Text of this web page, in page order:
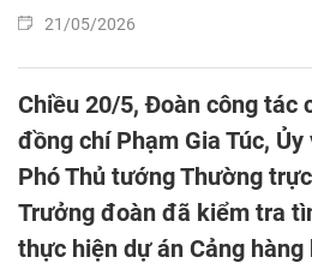
21/05/2026
Chiều 20/5, Đoàn công tác
đồng chí Phạm Gia Túc,
Phó Thủ tướng Thường
Trưởng đoàn đã kiểm tra
thực hiện dự án Cảng